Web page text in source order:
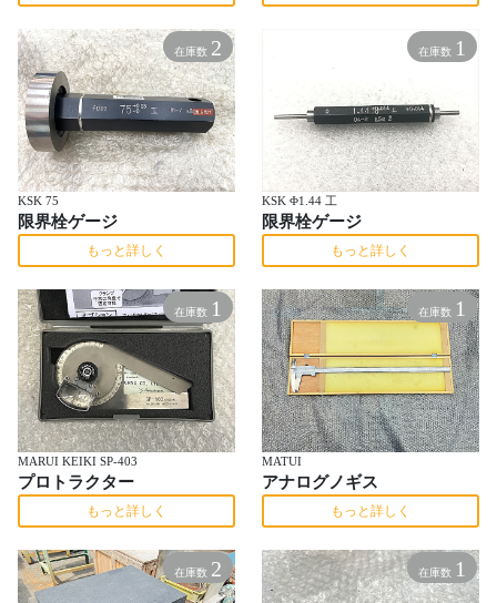
在庫数 2
KSK 75
限界栓ゲージ
もっと詳しく
在庫数 1
KSK Φ1.44 工
限界栓ゲージ
もっと詳しく
在庫数 1
MARUI KEIKI SP-403
プロトラクター
もっと詳しく
在庫数 1
MATUI
アナログノギス
もっと詳しく
在庫数 2 在庫数 1